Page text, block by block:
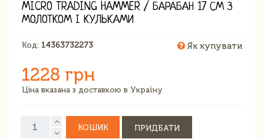
MICRO TRADING HAMMER / БАРАБАН 17 СМ З
МОЛОТКОМ І КУЛЬКАМИ
Код: 14363732273 Як купувати
1228 грн
Ціна вказана з доставкою в Україну
КОШИК ПРИДБАТИ